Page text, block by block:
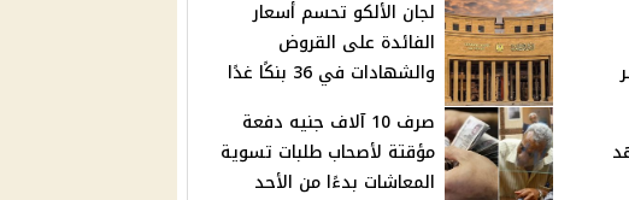
لجان الألكو تحسم أسعار
الفائدة على القروض
والشهادات في 36 بنكًا غدًا
صرف 10 آلاف جنيه دفعة
مؤقتة لأصحاب طلبات تسوية
المعاشات بدءًا من الأحد